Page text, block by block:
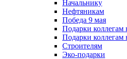
Начальнику
Нефтяникам
Победа 9 мая
Подарки коллегам
Подарки коллегам
Строителям
Эко-подарки